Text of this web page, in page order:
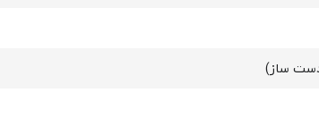
ساز)